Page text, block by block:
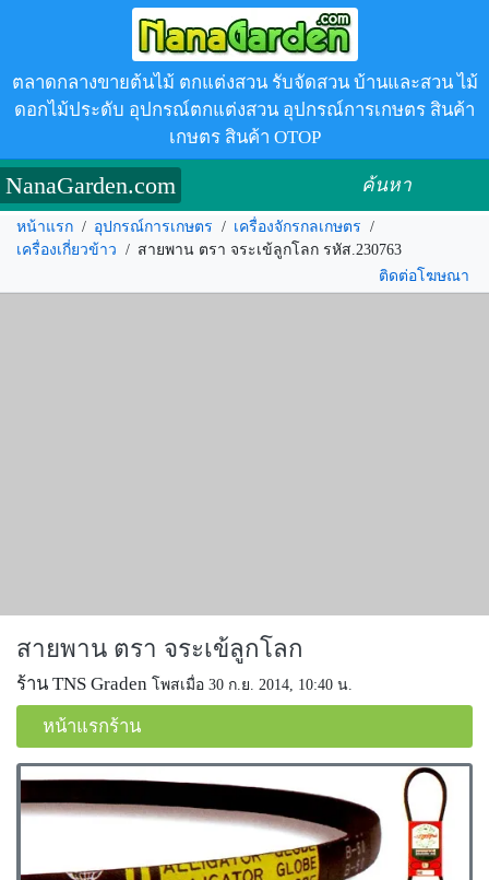
ตลาดกลางขายต้นไม้ ตกแต่งสวน รับจัดสวน บ้านและสวน ไม้
ดอกไม้ประดับ อุปกรณ์ตกแต่งสวน อุปกรณ์การเกษตร สินค้า
เกษตร สินค้า OTOP
NanaGarden.com ค้นหา
หน้าแรก / อุปกรณ์การเกษตร / เครื่องจักรกลเกษตร /
เครื่องเกี่ยวข้าว / สายพาน ตรา จระเข้ลูกโลก รหัส.230763
ติดต่อโฆษณา
สายพาน ตรา จระเข้ลูกโลก
ร้าน TNS Graden โพสเมื่อ 30 ก.ย. 2014, 10:40 น.
หน้าแรกร้าน